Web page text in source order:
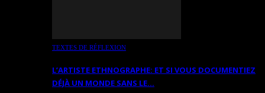
TEXTES DE RÉFLEXION
L’ARTISTE ETHNOGRAPHE: ET SI VOUS DOCUMENTIEZ
DÉJÀ UN MONDE SANS LE…